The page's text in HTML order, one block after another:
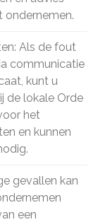
ondernemen.
Als de fout
communicatie
kunt u
de lokale Orde
het
en kunnen
gevallen kan
een